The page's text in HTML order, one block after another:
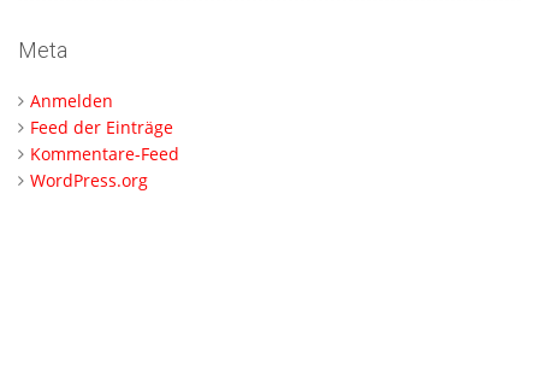
Meta
Anmelden
Feed der Einträge
Kommentare-Feed
WordPress.org